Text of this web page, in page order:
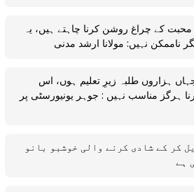
کے چراغ روشن کرنا چاہتے ہیں، یہ
نہیں: مولانا ارشد مدنی
ہزاروں طلبہ زیرِ تعلیم ہوں، اس
ہرگز مناسب نہیں : جوہر یونیورسٹی پر
کر کے شادی کرنے والی خوشبو بانو
ہے